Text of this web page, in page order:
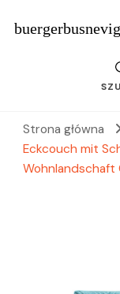
Strona główna
Eckcouch mit
Wohnlandschaft